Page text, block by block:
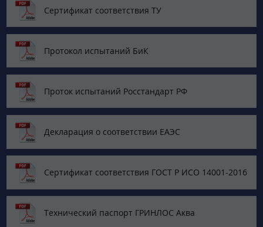
Сертификат соответствия ТУ
Протокол испытаний БиК
Проток испытаний Росстандарт РФ
Декларация о соответствии ЕАЭС
Сертификат соответствия ГОСТ Р ИСО 14001-2016
Технический паспорт ГРИНЛОС Аква